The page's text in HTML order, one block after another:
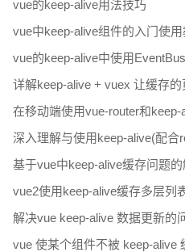
vue的keep-alive用法技巧
vue中keep-alive组件的入门使用
vue的keep-alive中使用
详解keep-alive + vuex 让缓存
在移动端使用vue-router和keep-
深入理解与使用keep-alive(配合
基于vue中keep-alive缓存问题
vue2使用keep-alive缓存多层列
解决vue keep-alive 数据更新的
vue 使某个组件不被 keep-alive